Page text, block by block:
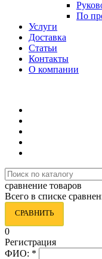
По
Услуги
Доставка
Статьи
Контакты
О компании
сравнение товаров
Всего в списке
СРАВНИТЬ
0
Регистрация
ФИО: *